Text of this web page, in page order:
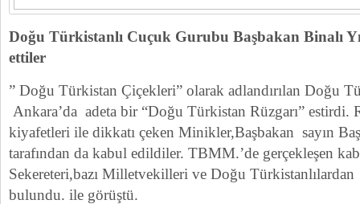
Doğu Türkistanlı Cuçuk Gurubu Başbakan Binalı
ettiler
” Doğu Türkistan Çiçekleri” olarak adlandırılan Doğu
Ankara’da adeta bir “Doğu Türkistan Rüzgarı”
kiyafetleri ile dikkatı çeken Minikler,Başbakan sayın
tarafından da kabul edildiler. TBMM.’de gerçekleşen
Sekereteri,bazı Milletvekilleri ve Doğu
bulundu. ile görüştü.